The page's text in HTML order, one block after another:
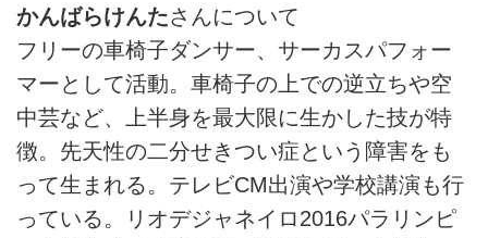
かんばらけんたさんについて
フリーの車椅子ダンサー、サーカスパフォー
マーとして活動。車椅子の上での逆立ちや空
中芸など、上半身を最大限に生かした技が特
徴。先天性の二分せきつい症という障害をも
って生まれる。テレビCM出演や学校講演も行
っている。リオデジャネイロ2016パラリンピ